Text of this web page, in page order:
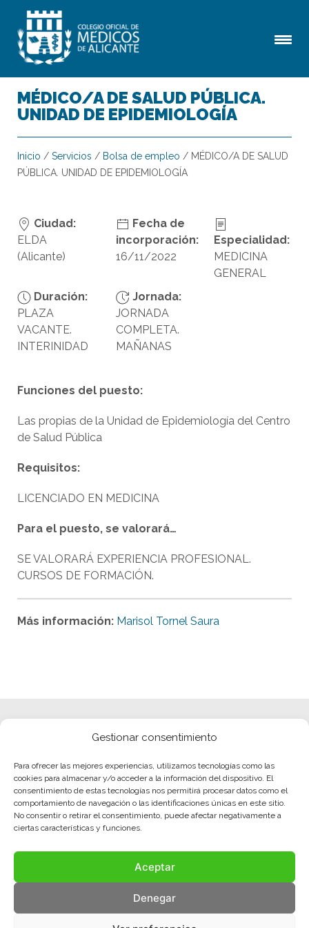
Gestionar consentimiento
Para ofrecer las mejores experiencias, utilizamos tecnologías como las
cookies para almacenar y/o acceder a la información del dispositivo. El
consentimiento de estas tecnologías nos permitirá procesar datos como el
comportamiento de navegación o las identificaciones únicas en este sitio.
No consentir o retirar el consentimiento, puede afectar negativamente a
ciertas características y funciones.
Aceptar
Denegar
MÉDICO/A DE SALUD PÚBLICA.
UNIDAD DE EPIDEMIOLOGÍA
Inicio / Servicios / Bolsa de empleo / MÉDICO/A DE SALUD
PÚBLICA. UNIDAD DE EPIDEMIOLOGÍA
Ciudad:
ELDA
(Alicante)
Fecha de
incorporación:
16/11/2022
Especialidad:
MEDICINA
GENERAL
Duración:
PLAZA
VACANTE.
INTERINIDAD
Jornada:
JORNADA
COMPLETA.
MAÑANAS
Funciones del puesto:
Las propias de la Unidad de Epidemiología del Centro
de Salud Pública
Requisitos:
LICENCIADO EN MEDICINA
Para el puesto, se valorará…
SE VALORARÁ EXPERIENCIA PROFESIONAL.
CURSOS DE FORMACIÓN.
Más información: Marisol Tornel Saura